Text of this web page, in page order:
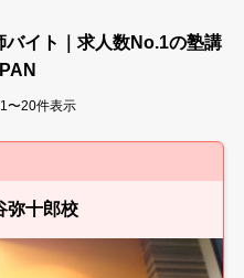
バイト｜求人数No.1の塾講
1〜20件表示
弥十郎校